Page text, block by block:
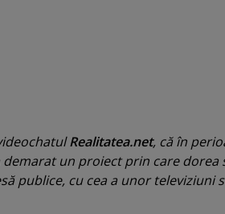
Realitatea.net, că în
un proiect prin care dorea
publice, cu cea a unor televiziuni